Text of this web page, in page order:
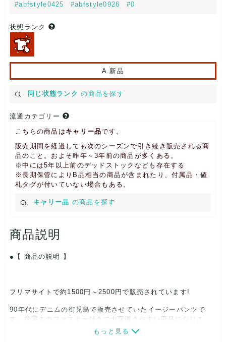
#abfstyle0425 #abfstyle0926 #0
状態ランク
A.新品
同じ状態ランク の商品を探す
流通カテゴリー
こちらの商品は キャリー品です。
販売期間を経過しても次のシーズンで引き続き販売される商
品のこと。およそ昨年～3年前の商品が多くある。
※中には5年以上前のデッドストックなども存在する
※長期保管によりB品相当の商品が含まれたり、付属品・値
札タグが付いていない場合もある。
キャリー品 の商品を探す
商品説明
【 商品の説明 】
フリマサイトで約1500円～2500円で販売されています!
90年代にデニムの街児島で販売させていたイージーパンツで
す。
前開きのファスナー付きで大変履きやすい商品になりま
もっと見る